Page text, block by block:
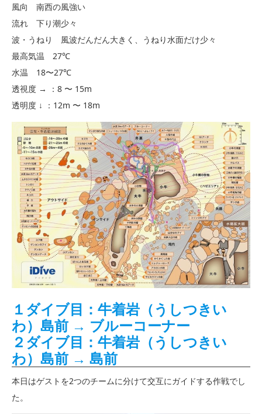
風向 南西の風強い
流れ 下り潮少々
波・うねり 風波だんだん大きく、うねり水面だけ少々
最高気温 27℃
水温 18〜27℃
透視度 → ：8 〜 15m
透明度 ↓ ：12m 〜 18m
１ダイブ目：牛着岩（うしつきい
わ）島前 → ブルーコーナー
２ダイブ目：牛着岩（うしつきい
わ）島前 → 島前
本日はゲストを2つのチームに分けて交互にガイドする作戦でし
た。